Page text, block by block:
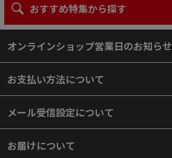
おすすめ特集から探す
オンラインショップ営業日のお知らせ
お支払い方法について
メール受信設定について
お届けについて